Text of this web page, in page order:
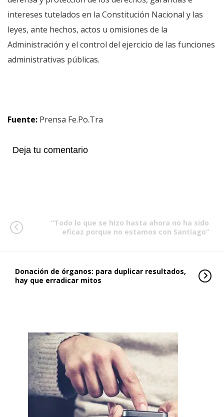
intereses tutelados en la Constitución Nacional y las
leyes, ante hechos, actos u omisiones de la
Administración y el control del ejercicio de las funciones
administrativas públicas.
Fuente: Prensa Fe.Po.Tra
Deja tu comentario
“Todo lo que se hizo hasta ahora no ha sido
eficaz porque no estamos con Santiago”
Donación de órganos: para duplicar resultados,
hay que erradicar mitos